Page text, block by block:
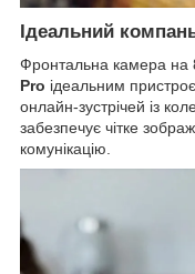
Ідеальний
Фронтальна камера на
Pro ідеальним
онлайн-зустрічей із
забезпечує чітке
комунікацію.